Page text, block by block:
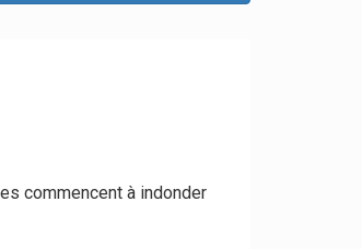
commencent à indonder